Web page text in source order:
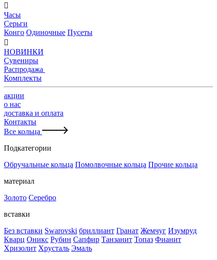

Часы
Серьги
Конго Одиночные Пусеты

НОВИНКИ
Сувениры
Распродажа
Комплекты
акции
о нас
доставка и оплата
Контакты
Все кольца
Подкатегории
Обручальные кольца Помолвочные кольца Прочие кольца
материал
Золото Серебро
вставки
Без вставки Swarovski бриллиант Гранат Жемчуг Изумруд
Кварц Оникс Рубин Сапфир Танзанит Топаз Фианит
Хризолит Хрусталь Эмаль